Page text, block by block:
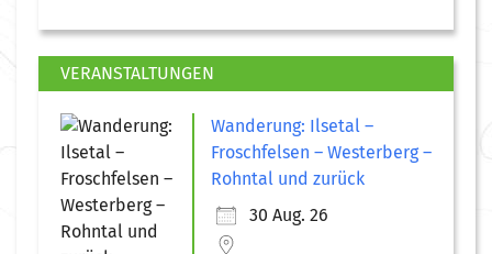
VERANSTALTUNGEN
Wanderung: Ilsetal –
Froschfelsen – Westerberg –
Rohntal und zurück
30 Aug. 26